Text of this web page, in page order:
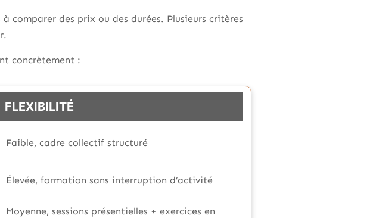
à comparer des prix ou des durées. Plusieurs critères
concrètement :
FLEXIBILITÉ
Faible, cadre collectif structuré
Élevée, formation sans interruption d’activité
Moyenne, sessions présentielles + exercices en